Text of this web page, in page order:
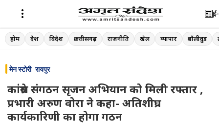
Skip
to
होम देश विदेश छत्तीसगढ़ राजनीति खेल व्यापार बॉलीवुड
मेन स्टोरी रायपुर
कांग्रेस संगठन सृजन अभियान को मिली रफ्तार ,
प्रभारी अरुण वोरा ने कहा- अतिशीघ्र
कार्यकारिणी का होगा गठन